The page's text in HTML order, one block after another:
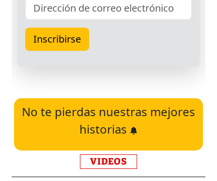
No te pierdas nuestras mejores
historias
VIDEOS